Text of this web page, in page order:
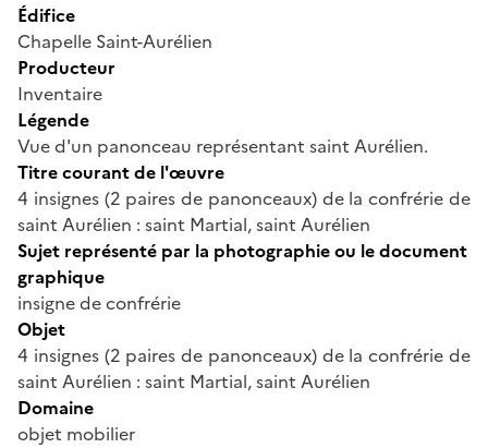
Édifice
Chapelle Saint-Aurélien
Producteur
Inventaire
Légende
Vue d'un panonceau représentant saint Aurélien.
Titre courant de l'œuvre
4 insignes (2 paires de panonceaux) de la confrérie de
saint Aurélien : saint Martial, saint Aurélien
Sujet représenté par la photographie ou le document
graphique
insigne de confrérie
Objet
4 insignes (2 paires de panonceaux) de la confrérie de
saint Aurélien : saint Martial, saint Aurélien
Domaine
objet mobilier